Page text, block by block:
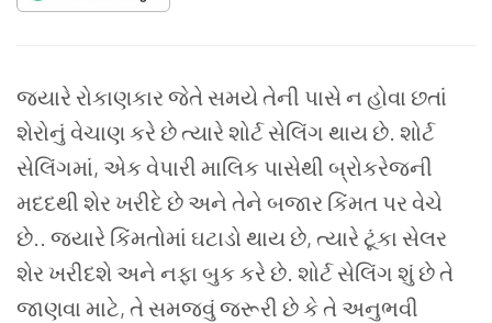
જ્યારે રોકાણકાર જેતે સમયે તેની પાસે ન હોવા છતાં
શેરોનું વેચાણ કરે છે ત્યારે શોર્ટ સેલિંગ થાય છે. શોર્ટ
સેલિંગમાં, એક વેપારી માલિક પાસેથી બ્રોકરેજની
મદદથી શેર ખરીદે છે અને તેને બજાર કિંમત પર વેચે
છે.. જ્યારે કિંમતોમાં ઘટાડો થાય છે, ત્યારે ટૂંકા સેલર
શેર ખરીદશે અને નફા બુક કરે છે. શોર્ટ સેલિંગ શું છે તે
જાણવા માટે, તે સમજવું જરૂરી છે કે તે અનુભવી